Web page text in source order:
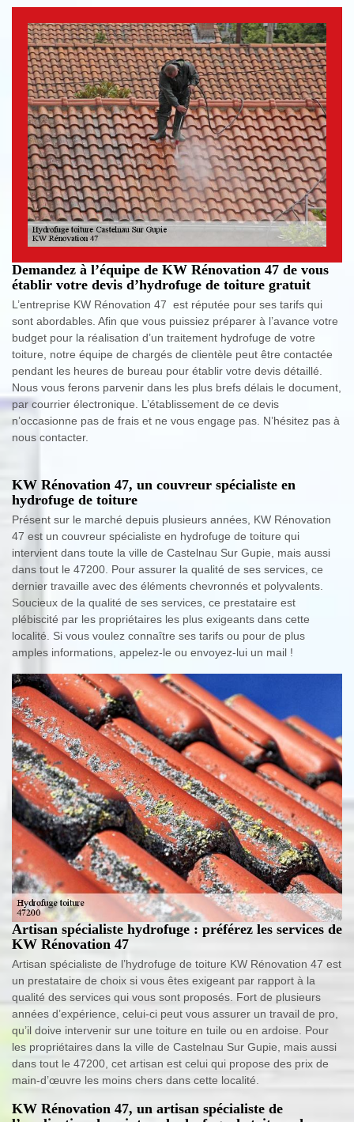
Demandez à l’équipe de KW Rénovation 47 de vous
établir votre devis d’hydrofuge de toiture gratuit
L’entreprise KW Rénovation 47 est réputée pour ses tarifs qui
sont abordables. Afin que vous puissiez préparer à l’avance votre
budget pour la réalisation d’un traitement hydrofuge de votre
toiture, notre équipe de chargés de clientèle peut être contactée
pendant les heures de bureau pour établir votre devis détaillé.
Nous vous ferons parvenir dans les plus brefs délais le document,
par courrier électronique. L’établissement de ce devis
n’occasionne pas de frais et ne vous engage pas. N’hésitez pas à
nous contacter.
KW Rénovation 47, un couvreur spécialiste en
hydrofuge de toiture
Présent sur le marché depuis plusieurs années, KW Rénovation
47 est un couvreur spécialiste en hydrofuge de toiture qui
intervient dans toute la ville de Castelnau Sur Gupie, mais aussi
dans tout le 47200. Pour assurer la qualité de ses services, ce
dernier travaille avec des éléments chevronnés et polyvalents.
Soucieux de la qualité de ses services, ce prestataire est
plébiscité par les propriétaires les plus exigeants dans cette
localité. Si vous voulez connaître ses tarifs ou pour de plus
amples informations, appelez-le ou envoyez-lui un mail !
Artisan spécialiste hydrofuge : préférez les services de
KW Rénovation 47
Artisan spécialiste de l’hydrofuge de toiture KW Rénovation 47 est
un prestataire de choix si vous êtes exigeant par rapport à la
qualité des services qui vous sont proposés. Fort de plusieurs
années d’expérience, celui-ci peut vous assurer un travail de pro,
qu’il doive intervenir sur une toiture en tuile ou en ardoise. Pour
les propriétaires dans la ville de Castelnau Sur Gupie, mais aussi
dans tout le 47200, cet artisan est celui qui propose des prix de
main-d’œuvre les moins chers dans cette localité.
KW Rénovation 47, un artisan spécialiste de